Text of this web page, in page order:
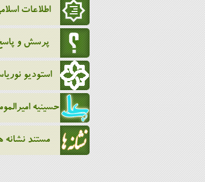
اطلاعات
پرسش و
استودیو
حسینیه
مستند نشانه